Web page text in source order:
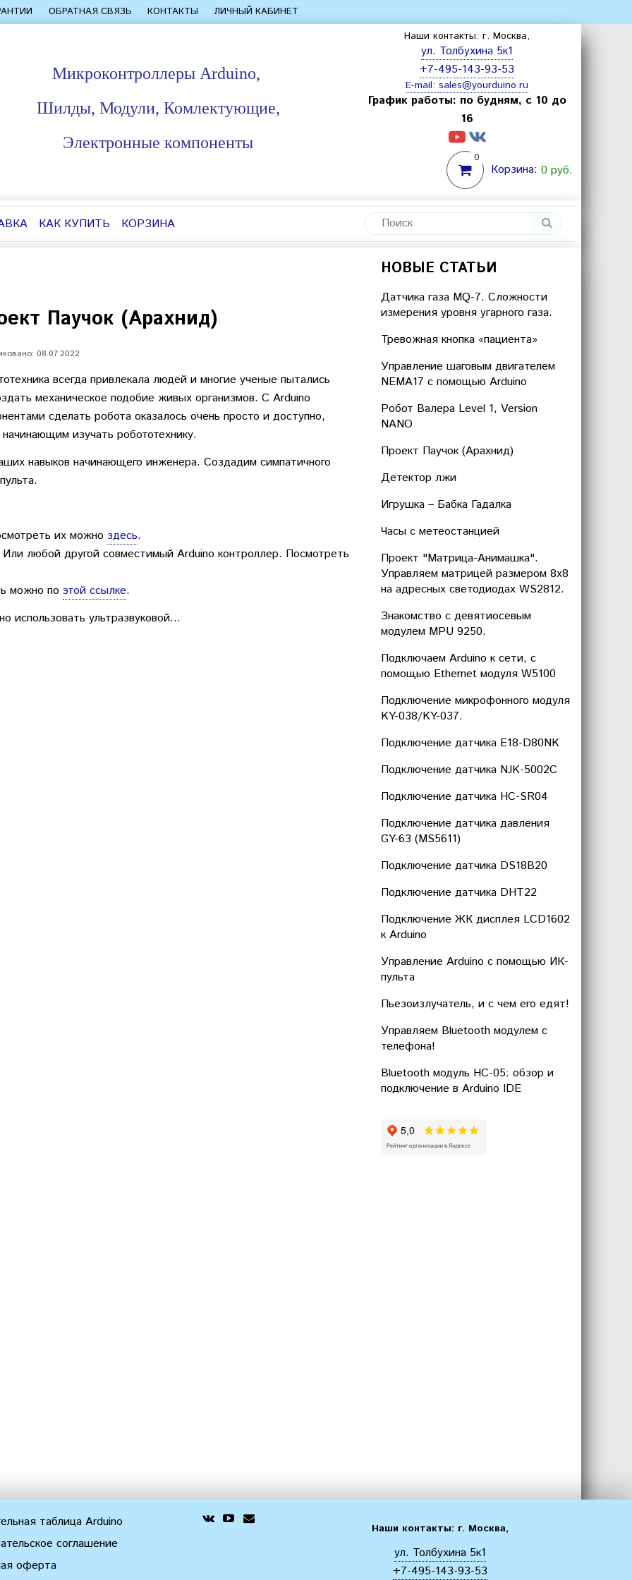
ОБРАТНАЯ СВЯЗЬ КОНТАКТЫ ЛИЧНЫЙ КАБИНЕТ
Микроконтроллеры Arduino,
Шилды, Модули, Комлектующие,
Электронные компоненты
Наши контакты: г. Москва,
ул. Толбухина 5к1
+7-495-143-93-53
E-mail: sales@yourduino.ru
График работы: по будням, с 10 до
16
0
Корзина: 0 руб.
КАК КУПИТЬ КОРЗИНА
НОВЫЕ СТАТЬИ
Датчика газа MQ-7. Сложности
измерения уровня угарного газа.
Тревожная кнопка «пациента»
Управление шаговым двигателем
NEMA17 с помощью Arduino
Робот Валера Level 1, Version
NANO
Проект Паучок (Арахнид)
Детектор лжи
Игрушка – Бабка Гадалка
Часы с метеостанцией
Проект "Матрица-Анимашка".
Управляем матрицей размером 8х8
на адресных светодиодах WS2812.
Знакомство с девятиосевым
модулем MPU 9250.
Подключаем Arduino к сети, с
помощью Ethernet модуля W5100
Подключение микрофонного модуля
KY-038/KY-037.
Подключение датчика E18-D80NK
Подключение датчика NJK-5002C
Подключение датчика HC-SR04
Подключение датчика давления
GY-63 (MS5611)
Подключение датчика DS18B20
Подключение датчика DHT22
Подключение ЖК дисплея LCD1602
к Arduino
Управление Arduino с помощью ИК-
пульта
Пьезоизлучатель, и с чем его едят!
Управляем Bluetooth модулем с
телефона!
Bluetooth модуль HC-05: обзор и
подключение в Arduino IDE
Паучок (Арахнид)
08.07.2022
всегда привлекала людей и многие ученые пытались
механическое подобие живых организмов. С Arduino
сделать робота оказалось очень просто и доступно,
изучать робототехнику.
навыков начинающего инженера. Создадим симпатичного
их можно здесь.
Или любой другой совместимый Arduino контроллер. Посмотреть
можно по этой ссылке.
использовать ультразвуковой...
таблица Arduino
соглашение
оферта
Наши контакты: г. Москва,
ул. Толбухина 5к1
+7-495-143-93-53